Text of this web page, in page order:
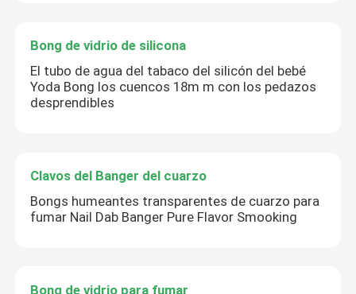
Bong de vidrio de silicona
El tubo de agua del tabaco del silicón del bebé
Yoda Bong los cuencos 18m m con los pedazos
desprendibles
Clavos del Banger del cuarzo
Bongs humeantes transparentes de cuarzo para
fumar Nail Dab Banger Pure Flavor Smooking
Bong de vidrio para fumar